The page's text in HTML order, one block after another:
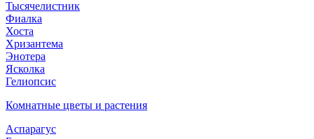
Тысячелистник
Фиалка
Хоста
Хризантема
Энотера
Ясколка
Гелиопсис
Комнатные цветы и растения
Аспарагус